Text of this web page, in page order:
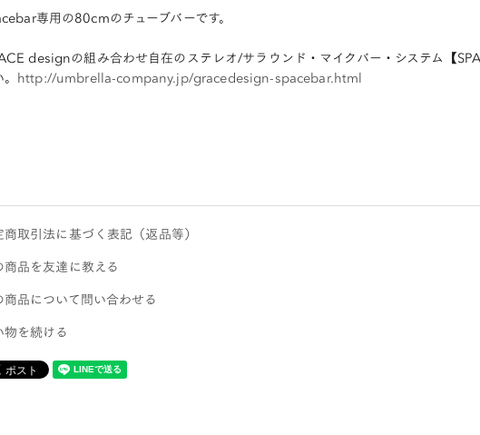
専用の80cmのチューブバーです。
designの組み合わせ自在のステレオ/サラウンド・マイクバー・システム【
http://umbrella-company.jp/gracedesign-spacebar.html
商取引法に基づく表記（返品等）
商品を友達に教える
商品について問い合わせる
物を続ける